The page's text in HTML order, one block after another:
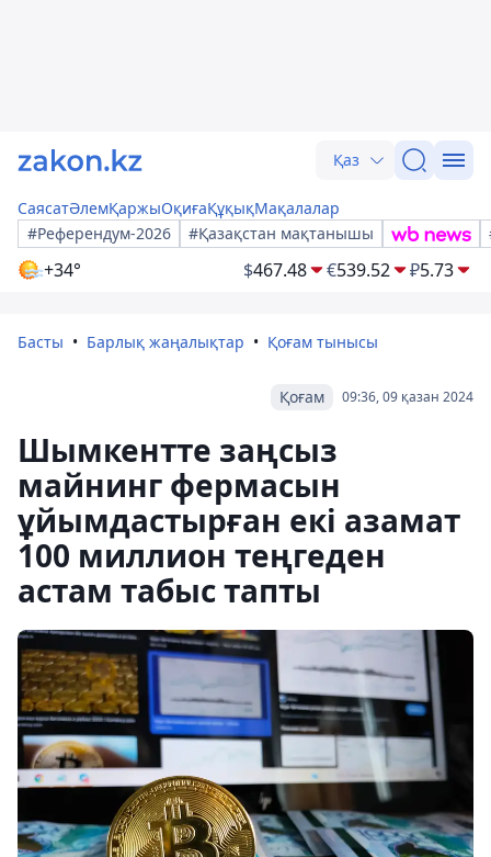
Қаз
СаясатӘлемҚаржыОқиғаҚұқықМақалалар
#Референдум-2026
#Қазақстан мақтанышы
+34° $467.48 €539.52 ₽5.73
Басты Барлық жаңалықтар Қоғам тынысы
09:36, 09 қазан 2024
Қоғам
Шымкентте заңсыз
майнинг фермасын
ұйымдастырған екі азамат
100 миллион теңгеден
астам табыс тапты